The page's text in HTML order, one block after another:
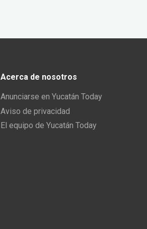
Acerca de nosotros
Anunciarse en Yucatán Today
Aviso de privacidad
El equipo de Yucatán Today